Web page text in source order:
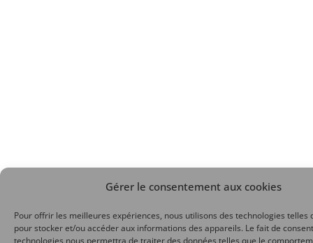
Gérer le consentement aux cookies
Pour offrir les meilleures expériences, nous utilisons des technologies telles
pour stocker et/ou accéder aux informations des appareils. Le fait de
technologies nous permettra de traiter des données telles que le